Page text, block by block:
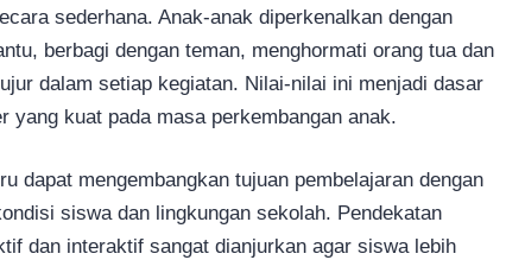
sederhana. Anak-anak diperkenalkan dengan
berbagi dengan teman, menghormati orang tua dan
dalam setiap kegiatan. Nilai-nilai ini menjadi dasar
yang kuat pada masa perkembangan anak.
dapat mengembangkan tujuan pembelajaran dengan
siswa dan lingkungan sekolah. Pendekatan
dan interaktif sangat dianjurkan agar siswa lebih